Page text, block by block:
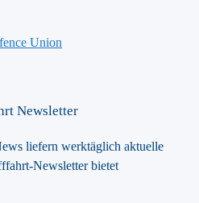
Union
Newsletter
liefern werktäglich aktuelle
Newsletter bietet